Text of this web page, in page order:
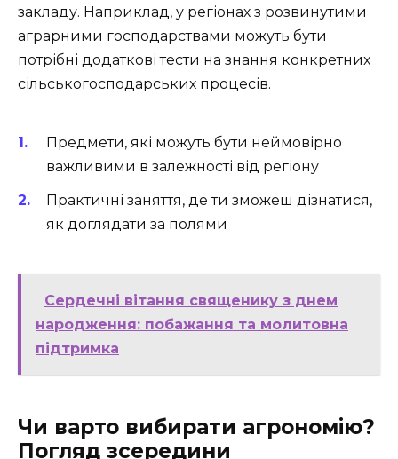
закладу. Наприклад, у регіонах з розвинутими
аграрними господарствами можуть бути
потрібні додаткові тести на знання конкретних
сільськогосподарських процесів.
Предмети, які можуть бути неймовірно
важливими в залежності від регіону
Практичні заняття, де ти зможеш дізнатися,
як доглядати за полями
Сердечні вітання священику з днем
народження: побажання та молитовна
підтримка
Чи варто вибирати агрономію?
Погляд зсередини